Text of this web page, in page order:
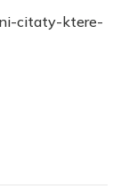
citaty-ktere-